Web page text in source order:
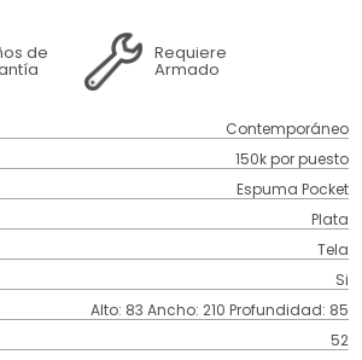
de Requiere
Armado
Contemporáneo
150k por puesto
Espuma Pocket
Plata
Tela
Si
Alto: 83 Ancho: 210 Profundidad: 85
52